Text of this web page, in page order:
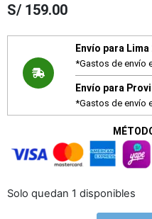
S/ 159.00
Envío para
*Gastos de envío
Envío para
*Gastos de envío
Solo quedan 1 disponibles